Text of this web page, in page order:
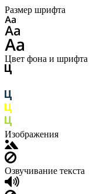
Размер шрифта
Цвет фона и шрифта
Изображения
Озвучивание текста